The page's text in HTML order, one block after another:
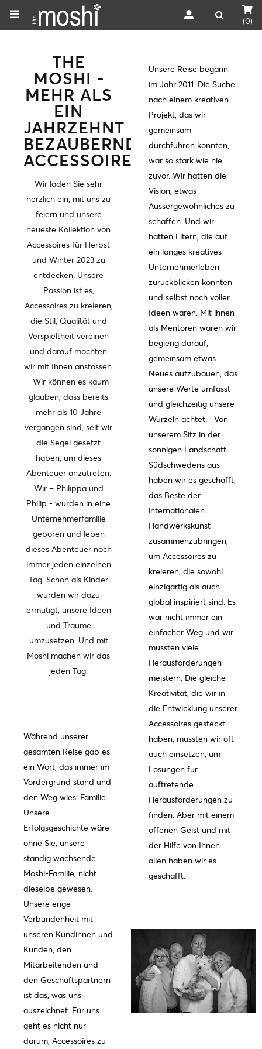
(0)
THE
MOSHI -
MEHR ALS
EIN
JAHRZEHNT
BEZAUBERNDER
ACCESSOIRES
Wir laden Sie sehr
herzlich ein, mit uns zu
feiern und unsere
neueste Kollektion von
Accessoires für Herbst
und Winter 2023 zu
entdecken. Unsere
Passion ist es,
Accessoires zu kreieren,
die Stil, Qualität und
Verspieltheit vereinen
und darauf möchten
wir mit Ihnen anstossen.
Wir können es kaum
glauben, dass bereits
mehr als 10 Jahre
vergangen sind, seit wir
die Segel gesetzt
haben, um dieses
Abenteuer anzutreten.
Wir – Philippa und
Philip - wurden in eine
Unternehmerfamilie
geboren und leben
dieses Abenteuer noch
immer jeden einzelnen
Tag. Schon als Kinder
wurden wir dazu
ermutigt, unsere Ideen
und Träume
umzusetzen. Und mit
Moshi machen wir das
jeden Tag.
Unsere Reise begann
im Jahr 2011. Die Suche
nach einem kreativen
Projekt, das wir
gemeinsam
durchführen könnten,
war so stark wie nie
zuvor. Wir hatten die
Vision, etwas
Aussergewöhnliches zu
schaffen. Und wir
hatten Eltern, die auf
ein langes kreatives
Unternehmerleben
zurückblicken konnten
und selbst noch voller
Ideen waren. Mit ihnen
als Mentoren waren wir
begierig darauf,
gemeinsam etwas
Neues aufzubauen, das
unsere Werte umfasst
und gleichzeitig unsere
Wurzeln achtet. Von
unserem Sitz in der
sonnigen Landschaft
Südschwedens aus
haben wir es geschafft,
das Beste der
internationalen
Handwerkskunst
zusammenzubringen,
um Accessoires zu
kreieren, die sowohl
einzigartig als auch
global inspiriert sind. Es
war nicht immer ein
einfacher Weg und wir
mussten viele
Herausforderungen
meistern. Die gleiche
Kreativität, die wir in
die Entwicklung unserer
Accessoires gesteckt
haben, mussten wir oft
auch einsetzen, um
Lösungen für
auftretende
Herausforderungen zu
finden. Aber mit einem
offenen Geist und mit
der Hilfe von Ihnen
allen haben wir es
geschafft.
Während unserer
gesamten Reise gab es
ein Wort, das immer im
Vordergrund stand und
den Weg wies: Familie.
Unsere
Erfolgsgeschichte wäre
ohne Sie, unsere
ständig wachsende
Moshi-Familie, nicht
dieselbe gewesen.
Unsere enge
Verbundenheit mit
unseren Kundinnen und
Kunden, den
Mitarbeitenden und
den Geschäftspartnern
ist das, was uns
auszeichnet. Für uns
geht es nicht nur
darum, Accessoires zu